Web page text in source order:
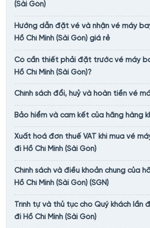
(Sài Gòn)
Hướng dẫn đặt vé và nhận vé máy
Hồ Chí Minh (Sài Gòn) giá rẻ
Có cần thiết phải đặt trước vé máy
Hồ Chí Minh (Sài Gòn)?
Chính sách đổi, huỷ và hoàn tiền vé
Bảo hiểm và cam kết của hãng hàng
Xuất hoá đơn thuế VAT khi mua vé
đi Hồ Chí Minh (Sài Gòn)
Chính sách và điều khoản chung của
Hồ Chí Minh (Sài Gòn) (SGN)
Trình tự và thủ tục cho Quý khách lần
đi Hồ Chí Minh (Sài Gòn)